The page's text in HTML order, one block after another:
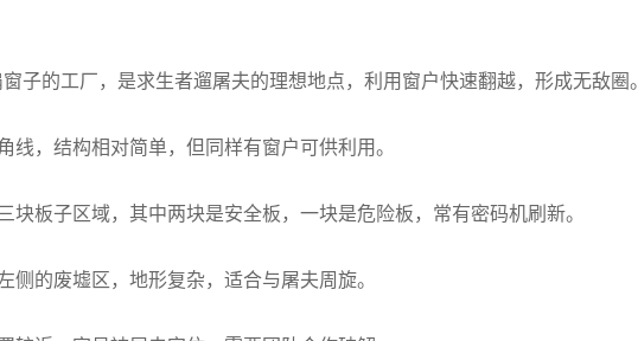
子的工厂，是求生者遛屠夫的理想地点，利用窗户快速翻越，形成无敌圈。
线，结构相对简单，但同样有窗户可供利用。
块板子区域，其中两块是安全板，一块是危险板，常有密码机刷新。
侧的废墟区，地形复杂，适合与屠夫周旋。